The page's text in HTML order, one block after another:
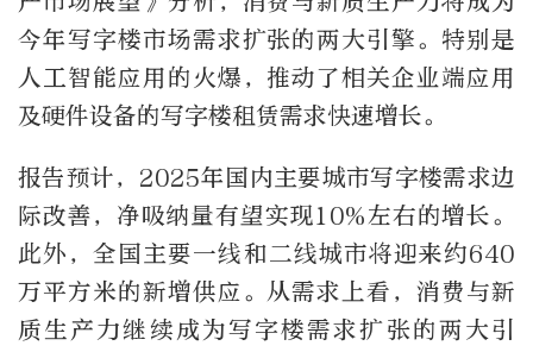
今年写字楼市场需求扩张的两大引擎。特别是
人工智能应用的火爆，推动了相关企业端应用
及硬件设备的写字楼租赁需求快速增长。
报告预计，2025年国内主要城市写字楼需求边
际改善，净吸纳量有望实现10%左右的增长。
此外，全国主要一线和二线城市将迎来约640
万平方米的新增供应。从需求上看，消费与新
质生产力继续成为写字楼需求扩张的两大引